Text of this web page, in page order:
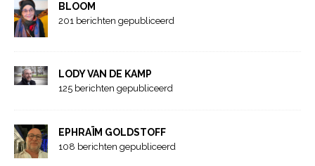
BLOOM
201 berichten gepubliceerd
LODY VAN DE KAMP
125 berichten gepubliceerd
EPHRAÏM GOLDSTOFF
108 berichten gepubliceerd